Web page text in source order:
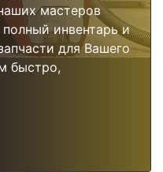
мастеров
инвентарь и
для Вашего
быстро,